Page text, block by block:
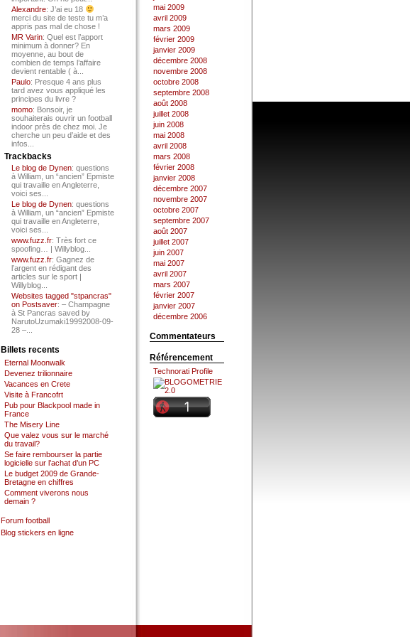
Alexandre: J’ai eu 18
merci du site de teste tu m’a
appris pas mal de chose !
MR Varin: Quel est l’apport
minimum à donner? En
moyenne, au bout de
combien de temps l’affaire
devient rentable ( à...
Paulo: Presque 4 ans plus
tard avez vous appliqué les
principes du livre ?
momo: Bonsoir, je
souhaiterais ouvrir un football
indoor près de chez moi. Je
cherche un peu d’aide et des
infos...
Trackbacks
Le blog de Dynen: questions
à William, un “ancien” Epmiste
qui travaille en Angleterre,
voici ses...
Le blog de Dynen: questions
à William, un “ancien” Epmiste
qui travaille en Angleterre,
voici ses...
www.fuzz.fr: Très fort ce
spoofing… | Willyblog...
www.fuzz.fr: Gagnez de
l’argent en rédigant des
articles sur le sport |
Willyblog...
Websites tagged "stpancras"
on Postsaver: – Champagne
à St Pancras saved by
NarutoUzumaki19992008-09-
28 –...
Billets recents
Eternal Moonwalk
Devenez trilionnaire
Vacances en Crete
Visite à Francofrt
Pub pour Blackpool made in
France
The Misery Line
Que valez vous sur le marché
du travail?
Se faire rembourser la partie
logicielle sur l’achat d’un PC
Le budget 2009 de Grande-
Bretagne en chiffres
Comment viverons nous
demain ?
Forum football
Blog stickers en ligne
mai 2009
avril 2009
mars 2009
février 2009
janvier 2009
décembre 2008
novembre 2008
octobre 2008
septembre 2008
août 2008
juillet 2008
juin 2008
mai 2008
avril 2008
mars 2008
février 2008
janvier 2008
décembre 2007
novembre 2007
octobre 2007
septembre 2007
août 2007
juillet 2007
juin 2007
mai 2007
avril 2007
mars 2007
février 2007
janvier 2007
décembre 2006
Commentateurs
Référencement
Technorati Profile